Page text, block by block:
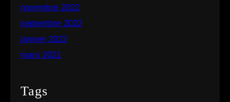
novembre 2022
septembre 2022
janvier 2022
mars 2021
Tags